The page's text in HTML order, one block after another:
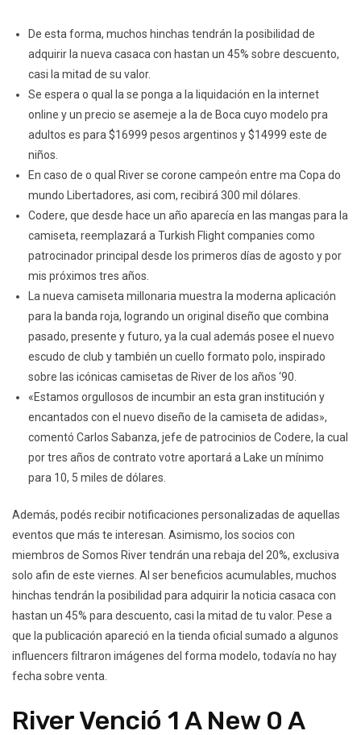
De esta forma, muchos hinchas tendrán la posibilidad de
adquirir la nueva casaca con hastan un 45% sobre descuento,
casi la mitad de su valor.
Se espera o qual la se ponga a la liquidación en la internet
online y un precio se asemeje a la de Boca cuyo modelo pra
adultos es para $16999 pesos argentinos y $14999 este de
niños.
En caso de o qual River se corone campeón entre ma Copa do
mundo Libertadores, asi com, recibirá 300 mil dólares.
Codere, que desde hace un año aparecía en las mangas para la
camiseta, reemplazará a Turkish Flight companies como
patrocinador principal desde los primeros días de agosto y por
mis próximos tres años.
La nueva camiseta millonaria muestra la moderna aplicación
para la banda roja, logrando un original diseño que combina
pasado, presente y futuro, ya la cual además posee el nuevo
escudo de club y también un cuello formato polo, inspirado
sobre las icónicas camisetas de River de los años ‘90.
«Estamos orgullosos de incumbir an esta gran institución y
encantados con el nuevo diseño de la camiseta de adidas»,
comentó Carlos Sabanza, jefe de patrocinios de Codere, la cual
por tres años de contrato votre aportará a Lake un mínimo
para 10, 5 miles de dólares.
Además, podés recibir notificaciones personalizadas de aquellas
eventos que más te interesan. Asimismo, los socios con
miembros de Somos River tendrán una rebaja del 20%, exclusiva
solo afin de este viernes. Al ser beneficios acumulables, muchos
hinchas tendrán la posibilidad para adquirir la noticia casaca con
hastan un 45% para descuento, casi la mitad de tu valor. Pese a
que la publicación apareció en la tienda oficial sumado a algunos
influencers filtraron imágenes del forma modelo, todavía no hay
fecha sobre venta.
River Venció 1 A New 0 A